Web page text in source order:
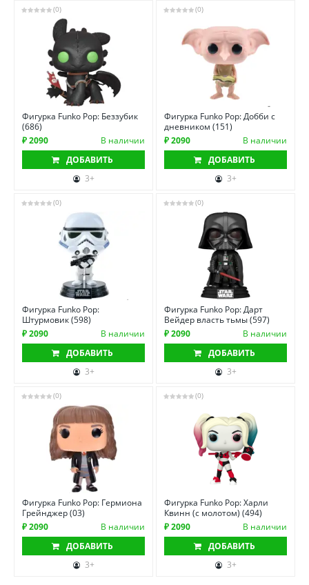
(0)
Фигурка Funko Pop: Беззубик
(686)
₽ 2090
В наличии
ДОБАВИТЬ
3+
(0)
Фигурка Funko Pop: Добби с
дневником (151)
₽ 2090
В наличии
ДОБАВИТЬ
3+
(0)
Фигурка Funko Pop:
Штурмовик (598)
₽ 2090
В наличии
ДОБАВИТЬ
3+
(0)
Фигурка Funko Pop: Дарт
Вейдер власть тьмы (597)
₽ 2090
В наличии
ДОБАВИТЬ
3+
(0)
Фигурка Funko Pop: Гермиона
Грейнджер (03)
₽ 2090
В наличии
ДОБАВИТЬ
3+
(0)
Фигурка Funko Pop: Харли
Квинн (с молотом) (494)
₽ 2090
В наличии
ДОБАВИТЬ
3+